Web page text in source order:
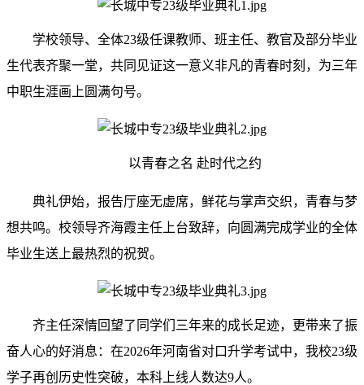
学校领导、全体23级任课教师、班主任、教官及部分毕业
生代表齐聚一堂，共同见证这一意义非凡的青春时刻，为三年
中职生涯画上圆满句号。
以青春之名 赴时代之约
典礼伊始，报告厅座无虚席，鲜花与掌声交织，青春与梦
想共鸣。校领导齐海霞主任上台致辞，向圆满完成学业的全体
毕业生送上最热烈的祝贺。
齐主任深情回望了同学们三年来的成长足迹，更带来了振
奋人心的好消息：在2026年河南省对口升学考试中，我校23级
学子再创历史性突破，本科上线人数达9人。